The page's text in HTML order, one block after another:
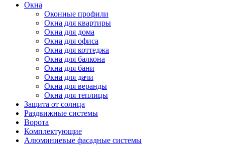
Окна
Оконные профили
Окна для квартиры
Окна для дома
Окна для офиса
Окна для коттеджа
Окна для балкона
Окна для бани
Окна для дачи
Окна для веранды
Окна для теплицы
Защита от солнца
Раздвижные системы
Ворота
Комплектующие
Алюминиевые фасадные системы